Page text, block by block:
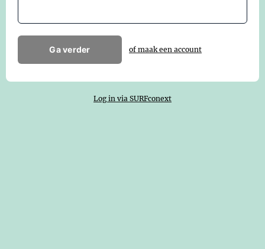
Ga verder of maak een account
Log in via SURFconext